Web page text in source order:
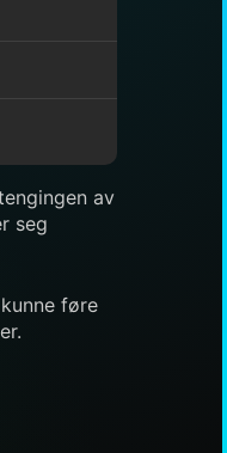
av
seg
føre